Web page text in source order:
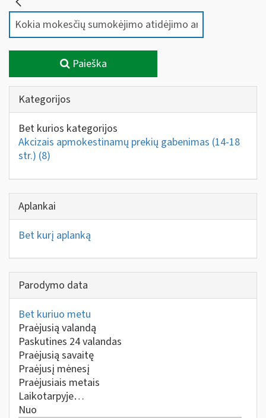
Paieška
Kategorijos
Bet kurios kategorijos
Akcizais apmokestinamų prekių gabenimas (14-18
str.) (8)
Aplankai
Bet kurį aplanką
Parodymo data
Bet kuriuo metu
Praėjusią valandą
Paskutines 24 valandas
Praėjusią savaitę
Praėjusį mėnesį
Praėjusiais metais
Laikotarpyje…
Nuo